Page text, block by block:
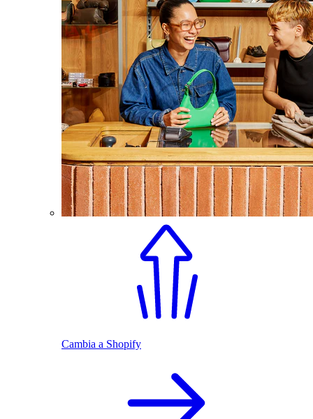
Cambia a Shopify